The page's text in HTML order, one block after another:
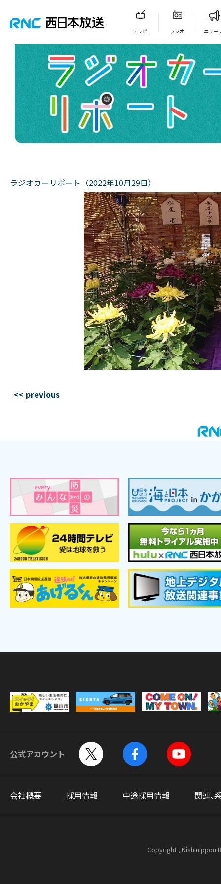
テレビ ラジオ ニュー
ラジオカーリポート（2022年10月29日）
<< previous
公式アカウント
会社概要 採用情報 中途採用情報 関連、
Copyright , Nishinippon